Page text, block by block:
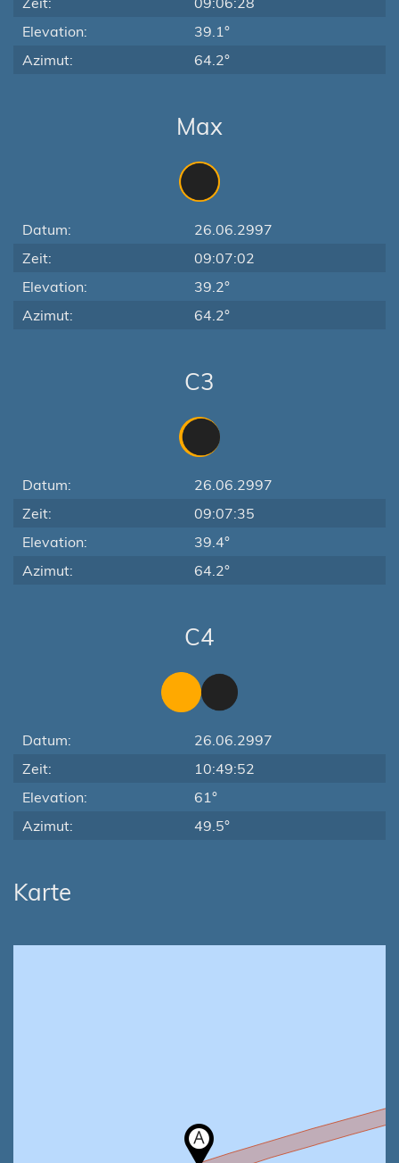
Elevation:
39.1°
Azimut:
64.2°
Max
Datum:
26.06.2997
Zeit:
09:07:02
Elevation:
39.2°
Azimut:
64.2°
C3
Datum:
26.06.2997
Zeit:
09:07:35
Elevation:
39.4°
Azimut:
64.2°
C4
Datum:
26.06.2997
Zeit:
10:49:52
Elevation:
61°
Azimut:
49.5°
Karte